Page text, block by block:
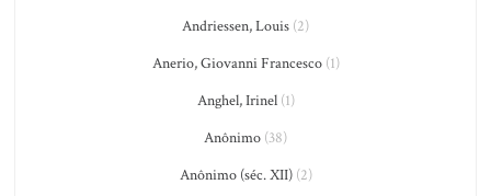
Andriessen, Louis (2)
Anerio, Giovanni Francesco(1)
Anghel, Irinel(1)
Anônimo (38)
Anônimo (séc. XII)(2)